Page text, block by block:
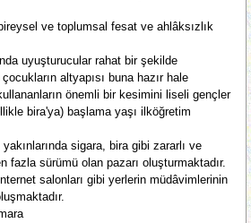
ve toplumsal fesat ve ahlâksızlık
uyuşturucular rahat bir şekilde
altyapısı buna hazır hale
önemli bir kesimini liseli gençler
bira'ya) başlama yaşı ilköğretim
sigara, bira gibi zararlı ve
fazla sürümü olan pazarı oluşturmaktadır.
salonları gibi yerlerin müdâvimlerinin